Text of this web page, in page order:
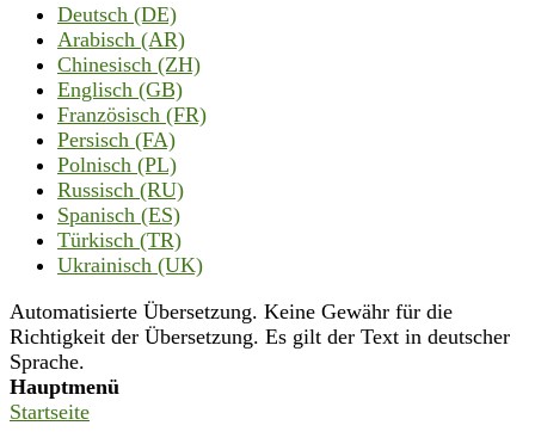
Deutsch (DE)
Arabisch (AR)
Chinesisch (ZH)
Englisch (GB)
Französisch (FR)
Persisch (FA)
Polnisch (PL)
Russisch (RU)
Spanisch (ES)
Türkisch (TR)
Ukrainisch (UK)
Automatisierte Übersetzung. Keine Gewähr für die
Richtigkeit der Übersetzung. Es gilt der Text in deutscher
Sprache.
Hauptmenü
Startseite